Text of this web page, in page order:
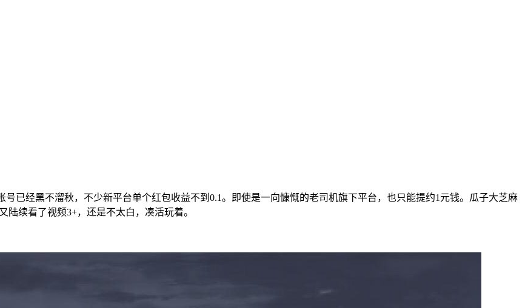
已经黑不溜秋，不少新平台单个红包收益不到0.1。即使是一向慷慨的老司机旗下平台，也只能提约1元钱。瓜子大芝麻
续看了视频3+，还是不太白，凑活玩着。